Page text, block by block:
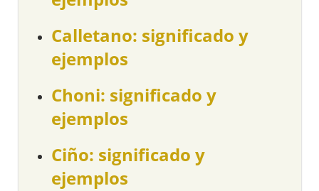
Calletano: significado y
ejemplos
Choni: significado y
ejemplos
Ciño: significado y
ejemplos